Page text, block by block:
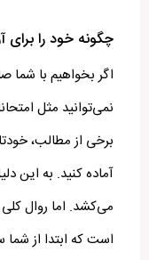
چگونه خود را برای
اگر بخواهیم با شما
نمی‌توانید مثل
برخی از مطالب،
آماده کنید. به این
می‌کشد. اما روال
است که ابتدا از